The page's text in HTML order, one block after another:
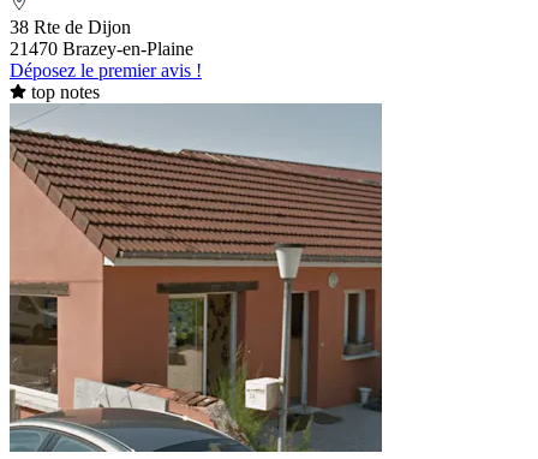
38 Rte de Dijon
21470 Brazey-en-Plaine
Déposez le premier avis !
top notes